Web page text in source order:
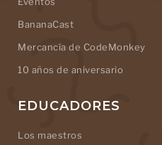
BananaCast
Mercancía de CodeMonkey
10 años de aniversario
EDUCADORES
Los maestros